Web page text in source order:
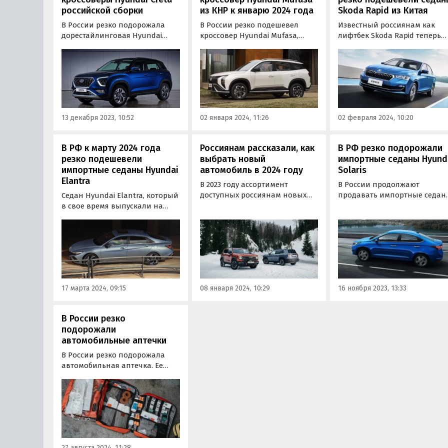
российской сборки
В России резко подорожала
дорестайлинговая Hyundai
весны 2022 года серийно
выпускали на российском
заводе Hyundai в Санкт-
Петербурге.
13 декабря 2023, 10:52
из КНР к январю 2024 года
В России резко подешевел
кроссовер Hyundai Mufasa,
производится только для
китайского рынка. Если в
октябре 2022 года его
продавали у нас минимум за 3
770 000 рублей, то теперь, в
январе 2024-го, минимальный
ценник снизился до 3 100…
02 января 2024, 11:26
Skoda Rapid из Китая
Известный россиянам как
лифтбек Skoda Rapid теперь
четырехдверном кузове.
Свежая партия машин
китайской сборки накануне
появилась у крупного
из Москвы, который теперь
продает их по 2 450 000
рублей — на 200 тысяч
02 февраля 2024, 10:20
В РФ к марту 2024 года
резко подешевели
импортные седаны Hyundai
Elantra
Седан Hyundai Elantra, который
в свое время выпускали на
России только в импортных
версиях, привезенных из-за
рубежа.
17 марта 2024, 09:15
Россиянам рассказали, как
выбрать новый
автомобиль в 2024 году
В 2023 году ассортимент
доступных россиянам новых
покупателям предлагают лишь
отечественные и китайские
машины.
08 января 2024, 10:29
В РФ резко подорожали
импортные седаны
Solaris
В России продолжают
продавать импортные
сентября заметно выросла:
если тогда они стоили
минимум 2 010 000 рублей, то
теперь самый дешевый
экземпляр из имеющихся
оценен в 2 100 000…
16 ноября 2023, 13:33
В России резко
подорожали
автомобильные аптечки
В России резко подорожала
автомобильная аптечка. Ее
почти на треть, о чем сообщает
РБК со ссылкой на результаты
свежего исследования
крупнейшего оператора
фискальных данных в стране,
«Платформы ОФД».